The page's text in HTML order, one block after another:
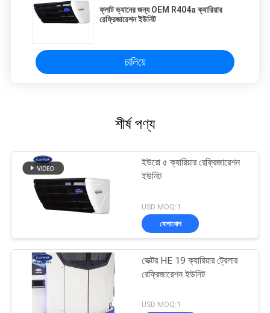
ফ্লাট ভ্যানের জন্য OEM R404a ক্যারিয়ার
রেফ্রিজারেশন ইউনিট
চালিয়ে
শীর্ষ পণ্য
ইউরো ৫ ক্যারিয়ার রেফ্রিজারেশন
ইউনিট
USD MOQ:1
যোগাযোগ
ভেক্টর HE 19 ক্যারিয়ার ট্রেলার
রেফ্রিজারেশন ইউনিট
USD MOQ:1